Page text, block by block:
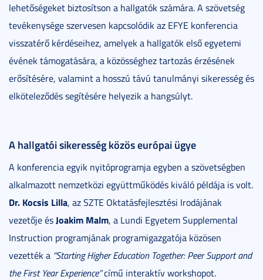
lehetőségeket biztosítson a hallgatók számára. A szövetség
tevékenysége szervesen kapcsolódik az EFYE konferencia
visszatérő kérdéseihez, amelyek a hallgatók első egyetemi
évének támogatására, a közösséghez tartozás érzésének
erősítésére, valamint a hosszú távú tanulmányi sikeresség és
elköteleződés segítésére helyezik a hangsúlyt.
A hallgatói sikeresség közös európai ügye
A konferencia egyik nyitóprogramja egyben a szövetségben
alkalmazott nemzetközi együttműködés kiváló példája is volt.
Dr. Kocsis Lilla, az SZTE Oktatásfejlesztési Irodájának
vezetője és Joakim Malm, a Lundi Egyetem Supplemental
Instruction programjának programigazgatója közösen
vezették a “Starting Higher Education Together: Peer Support and
the First Year Experience”című interaktív workshopot.